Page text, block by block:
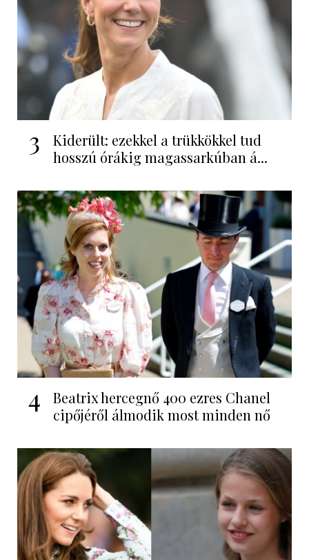
3
Kiderült: ezekkel a trükkökkel tud
hosszú órákig magassarkúban á...
4
Beatrix hercegnő 400 ezres Chanel
cipőjéről álmodik most minden nő